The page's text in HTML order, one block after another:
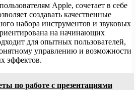
Apple, сочетает в себе
создавать качественные
набора инструментов и звуковых
на начинающих
для опытных пользователей,
управлению и возможности
эффектов.
по работе с презентациями